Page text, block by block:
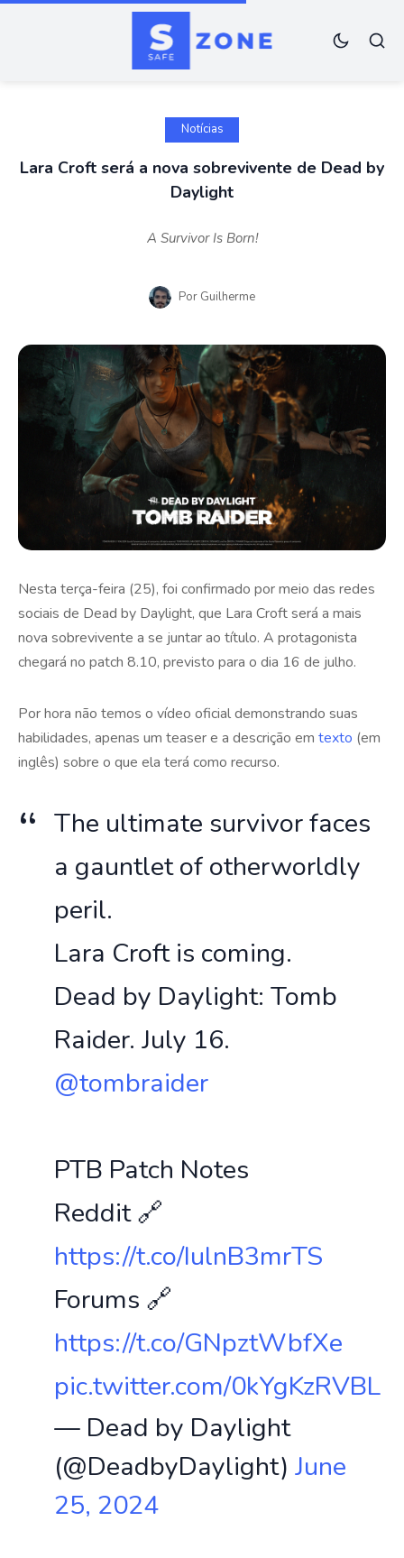
Notícias
Lara Croft será a nova sobrevivente de Dead by
Daylight
A Survivor Is Born!
Por Guilherme
Nesta terça-feira (25), foi confirmado por meio das redes
sociais de Dead by Daylight, que Lara Croft será a mais
nova sobrevivente a se juntar ao título. A protagonista
chegará no patch 8.10, previsto para o dia 16 de julho.
Por hora não temos o vídeo oficial demonstrando suas
habilidades, apenas um teaser e a descrição em texto (em
inglês) sobre o que ela terá como recurso.
The ultimate survivor faces
a gauntlet of otherworldly
peril.
Lara Croft is coming.
Dead by Daylight: Tomb
Raider. July 16.
@tombraider
PTB Patch Notes
Reddit 🔗
https://t.co/IulnB3mrTS
Forums 🔗
https://t.co/GNpztWbfXe
pic.twitter.com/0kYgKzRVBL
— Dead by Daylight
(@DeadbyDaylight)June
25, 2024